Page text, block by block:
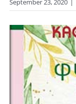
September 23, 2020 |
View
Larger